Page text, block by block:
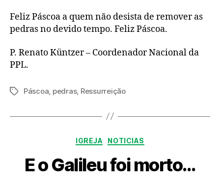
Feliz Páscoa a quem não desista de remover as
pedras no devido tempo. Feliz Páscoa.
P. Renato Küntzer – Coordenador Nacional da
PPL.
TagsPáscoa pedras, Ressurreição
Categorias
IGREJA NOTICIAS
E o Galileu foi morto…